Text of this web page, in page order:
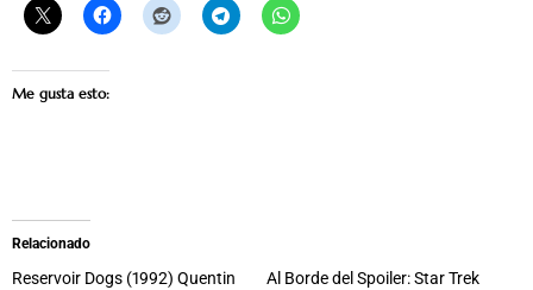
Me gusta esto:
Relacionado
Reservoir Dogs (1992) Quentin
Al Borde del Spoiler: Star Trek